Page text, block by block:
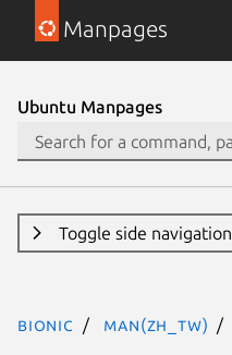
Manpages
Ubuntu Manpages
Toggle side navigation
bionic man(zh_TW)